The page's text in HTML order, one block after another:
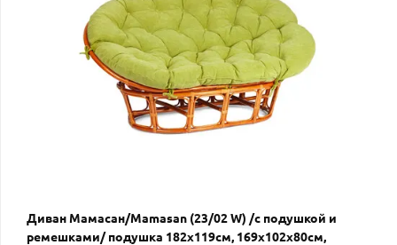
Диван Мамасан/Mamasan (23/02 W) /с подушкой и
ремешками/ подушка 182х119см, 169х102х80см,